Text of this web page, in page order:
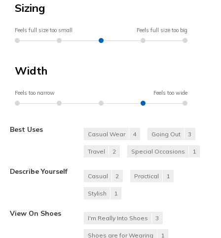
Sizing
Feels full size too small Feels full size too big
Width
Feels too narrow Feels too wide
Best Uses
Casual Wear 4 Going Out 3
Travel 2 Special Occasions 1
Describe Yourself
Casual 2 Practical 1
Stylish 1
View On Shoes
I'm Really Into Shoes 3
Shoes are for Wearing 1